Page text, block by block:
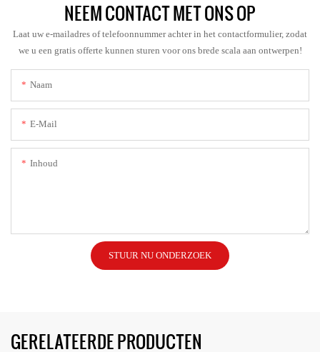
NEEM CONTACT MET ONS OP
Laat uw e-mailadres of telefoonnummer achter in het contactformulier, zodat
we u een gratis offerte kunnen sturen voor ons brede scala aan ontwerpen!
Naam
E-Mail
Inhoud
STUUR NU ONDERZOEK
GERELATEERDE PRODUCTEN